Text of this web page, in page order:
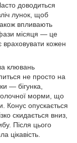
доводиться
лунок, щоб
впливають
фази місяця — це
враховувати кожен
клювань
не просто на
— бігунка,
морми, що
Конус опускається
скидається вниз,
Після цього
цікавість.